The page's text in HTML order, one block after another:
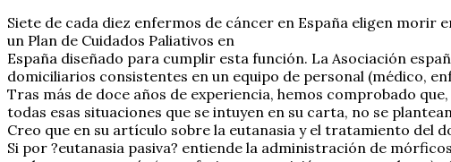
Siete de cada diez enfermos de cáncer en España eligen morir
un Plan de Cuidados Paliativos en
España diseñado para cumplir esta función. La Asociación
domiciliarios consistentes en un equipo de personal (médico,
Tras más de doce años de experiencia, hemos comprobado
todas esas situaciones que se intuyen en su carta, no se
Creo que en su artículo sobre la eutanasia y el tratamiento del
Si por ?eutanasia pasiva? entiende la administración de